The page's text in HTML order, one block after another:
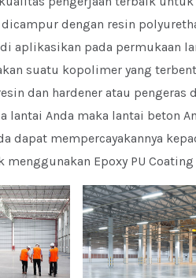
dengan resin
aplikasikan pada permukaan
suatu kopolimer yang
dan hardener atau pengeras
lantai Anda maka lantai beton
dapat mempercayakannya
Epoxy PU